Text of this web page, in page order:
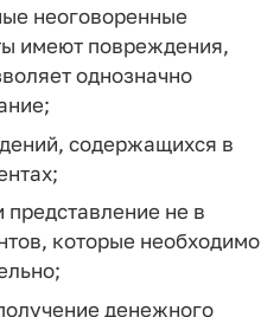
неоговоренные
имеют повреждения,
однозначно
содержащихся в
представление не в
которые необходимо
денежного